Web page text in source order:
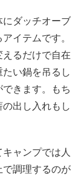
にダッチオーブ
イテムです。
るだけで自在
い鍋を吊るし
きます。もち
出し入れもし
ャンプでは人
調理するのが